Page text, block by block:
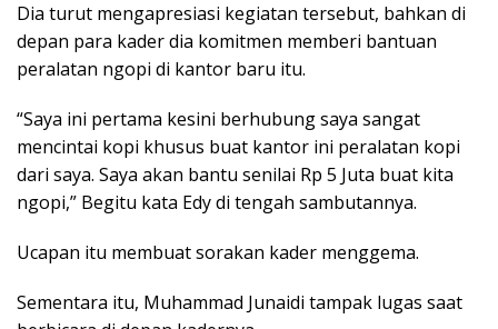
Dia turut mengapresiasi kegiatan tersebut, bahkan di
depan para kader dia komitmen memberi bantuan
peralatan ngopi di kantor baru itu.
“Saya ini pertama kesini berhubung saya sangat
mencintai kopi khusus buat kantor ini peralatan kopi
dari saya. Saya akan bantu senilai Rp 5 Juta buat kita
ngopi,” Begitu kata Edy di tengah sambutannya.
Ucapan itu membuat sorakan kader menggema.
Sementara itu, Muhammad Junaidi tampak lugas saat